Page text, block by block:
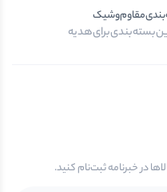
در خبرنامه ثبت‌نام کنید.